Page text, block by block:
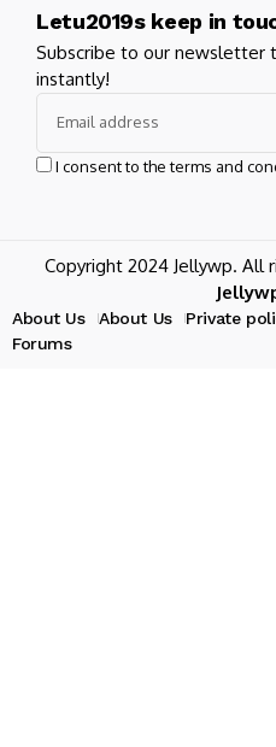
Letu2019s keep in
Subscribe to our newsletter
instantly!
I consent to the terms and
Copyright 2024 Jellywp.
About Us About Us Private
Forums